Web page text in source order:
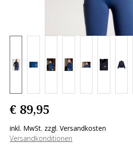
€ 89,95
inkl. MwSt. zzgl. Versandkosten
Versandkonditionen